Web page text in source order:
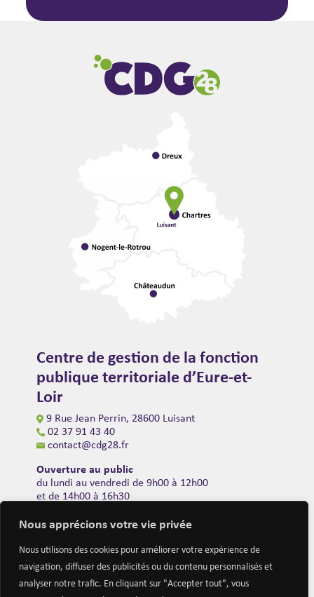
Nous apprécions votre vie privée
Nous utilisons des cookies pour améliorer votre expérience de
navigation, diffuser des publicités ou du contenu personnalisés et
analyser notre trafic. En cliquant sur "Accepter tout", vous
Centre de gestion de la fonction
publique territoriale d’Eure-et-
Loir
9 Rue Jean Perrin, 28600 Luisant
02 37 91 43 40
contact@cdg28.fr
Ouverture au public
du lundi au vendredi de 9h00 à 12h00
et de 14h00 à 16h30